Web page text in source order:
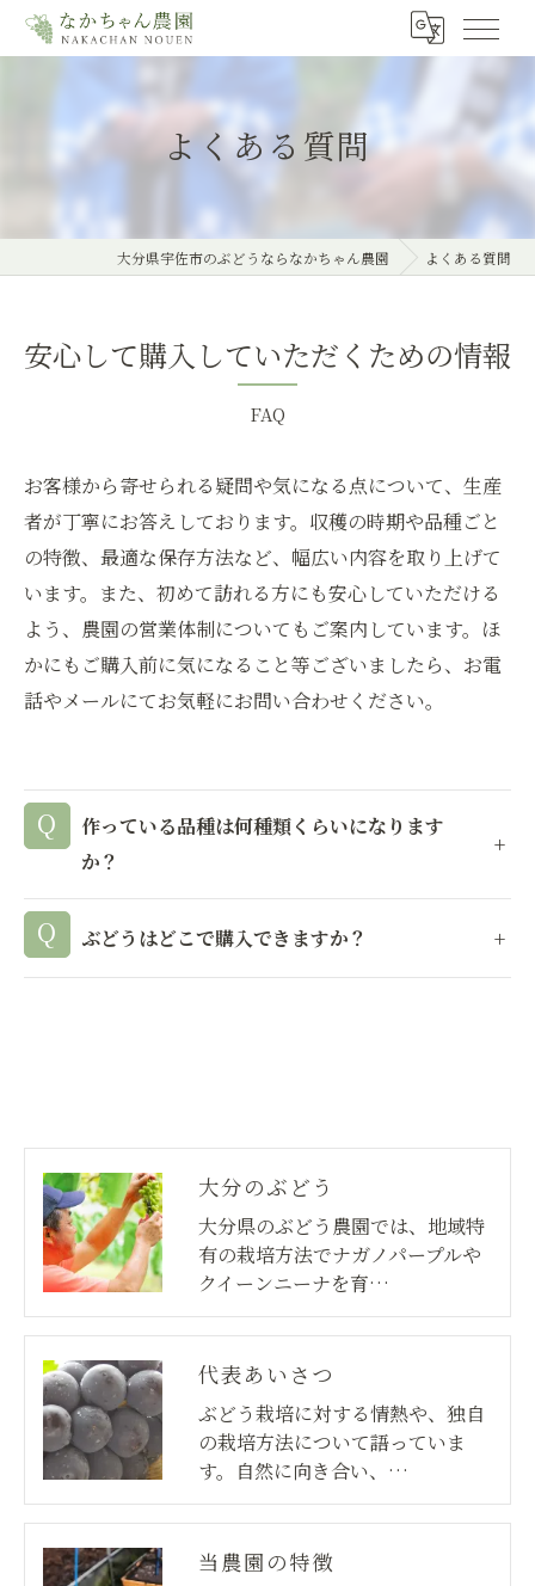
よくある質問
大分県宇佐市のぶどうならなかちゃん農園 よくある質問
安心して購入していただくための情報
FAQ
お客様から寄せられる疑問や気になる点について、生産
者が丁寧にお答えしております。収穫の時期や品種ごと
の特徴、最適な保存方法など、幅広い内容を取り上げて
います。また、初めて訪れる方にも安心していただける
よう、農園の営業体制についてもご案内しています。ほ
かにもご購入前に気になること等ございましたら、お電
話やメールにてお気軽にお問い合わせください。
作っている品種は何種類くらいになります
か？
ぶどうはどこで購入できますか？
大分のぶどう
大分県のぶどう農園では、地域特
有の栽培方法でナガノパープルや
クイーンニーナを育…
代表あいさつ
ぶどう栽培に対する情熱や、独自
の栽培方法について語っていま
す。自然に向き合い、…
当農園の特徴